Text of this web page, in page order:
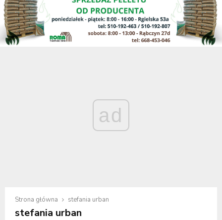
ad
Strona główna stefania urban
stefania urban